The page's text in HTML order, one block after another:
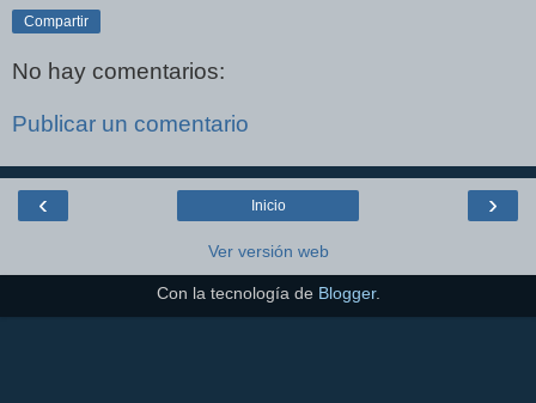
Compartir
No hay comentarios:
Publicar un comentario
‹ ›
Inicio
Ver versión web
Con la tecnología de Blogger.